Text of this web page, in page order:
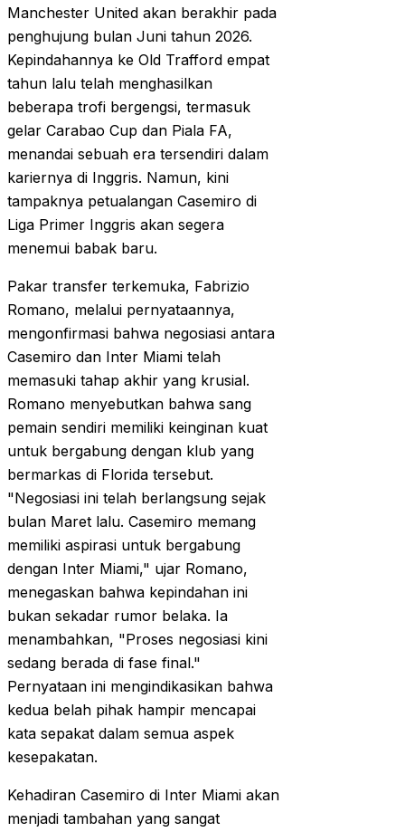
Manchester United akan berakhir pada
penghujung bulan Juni tahun 2026.
Kepindahannya ke Old Trafford empat
tahun lalu telah menghasilkan
beberapa trofi bergengsi, termasuk
gelar Carabao Cup dan Piala FA,
menandai sebuah era tersendiri dalam
kariernya di Inggris. Namun, kini
tampaknya petualangan Casemiro di
Liga Primer Inggris akan segera
menemui babak baru.
Pakar transfer terkemuka, Fabrizio
Romano, melalui pernyataannya,
mengonfirmasi bahwa negosiasi antara
Casemiro dan Inter Miami telah
memasuki tahap akhir yang krusial.
Romano menyebutkan bahwa sang
pemain sendiri memiliki keinginan kuat
untuk bergabung dengan klub yang
bermarkas di Florida tersebut.
"Negosiasi ini telah berlangsung sejak
bulan Maret lalu. Casemiro memang
memiliki aspirasi untuk bergabung
dengan Inter Miami," ujar Romano,
menegaskan bahwa kepindahan ini
bukan sekadar rumor belaka. Ia
menambahkan, "Proses negosiasi kini
sedang berada di fase final."
Pernyataan ini mengindikasikan bahwa
kedua belah pihak hampir mencapai
kata sepakat dalam semua aspek
kesepakatan.
Kehadiran Casemiro di Inter Miami akan
menjadi tambahan yang sangat